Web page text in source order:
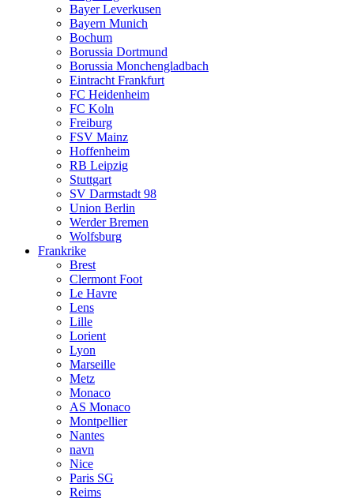
Bayer Leverkusen
Bayern Munich
Bochum
Borussia Dortmund
Borussia Monchengladbach
Eintracht Frankfurt
FC Heidenheim
FC Koln
Freiburg
FSV Mainz
Hoffenheim
RB Leipzig
Stuttgart
SV Darmstadt 98
Union Berlin
Werder Bremen
Wolfsburg
Frankrike
Brest
Clermont Foot
Le Havre
Lens
Lille
Lorient
Lyon
Marseille
Metz
Monaco
AS Monaco
Montpellier
Nantes
navn
Nice
Paris SG
Reims